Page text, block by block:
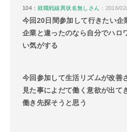
104：就職戦線異状名無しさん ：2016/
今回20日間参加して行きたい企
企業と違ったのなら自分でハロ
い気がする
今回参加して生活リズムが改善
見た事によだて働く意欲が出て
働き先探そうと思う